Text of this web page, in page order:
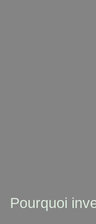
Pourquoi